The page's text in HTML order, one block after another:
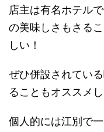
店主は有名ホテル
の美味しさもさる
しい！
ぜひ併設されてい
ることもオススメし
個人的には江別で